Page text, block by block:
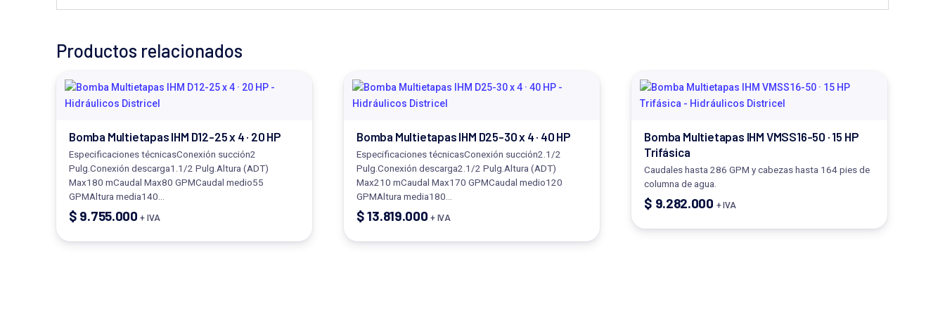
Productos relacionados
Bomba Multietapas IHM D12-25 x 4 · 20 HP
Especificaciones técnicasConexión succión2
Pulg.Conexión descarga1.1/2 Pulg.Altura (ADT)
Max180 mCaudal Max80 GPMCaudal medio55
GPMAltura media140…
$ 9.755.000 + IVA
Bomba Multietapas IHM D25-30 x 4 · 40 HP
Especificaciones técnicasConexión succión2.1/2
Pulg.Conexión descarga2.1/2 Pulg.Altura (ADT)
Max210 mCaudal Max170 GPMCaudal medio120
GPMAltura media180…
$13.819.000 + IVA
Bomba Multietapas IHM VMSS16-50 · 15 HP
Trifásica
Caudales hasta 286 GPM y cabezas hasta 164 pies de
columna de agua.
$ 9.282.000 + IVA